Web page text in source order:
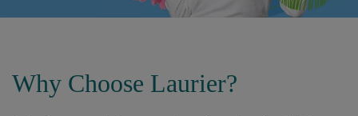
Why Choose Laurier?